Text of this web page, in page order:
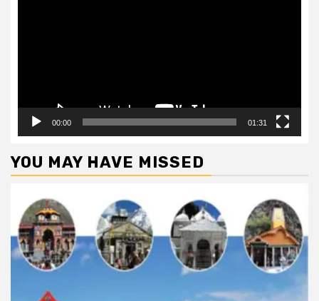
00:00 01:31
YOU MAY HAVE MISSED